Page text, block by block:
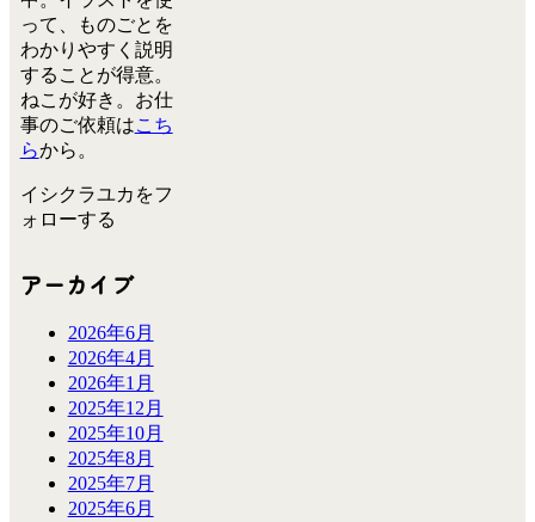
って、ものごとを
わかりやすく説明
することが得意。
ねこが好き。お仕
事のご依頼はこち
らから。
イシクラユカをフ
ォローする
アーカイブ
2026年6月
2026年4月
2026年1月
2025年12月
2025年10月
2025年8月
2025年7月
2025年6月